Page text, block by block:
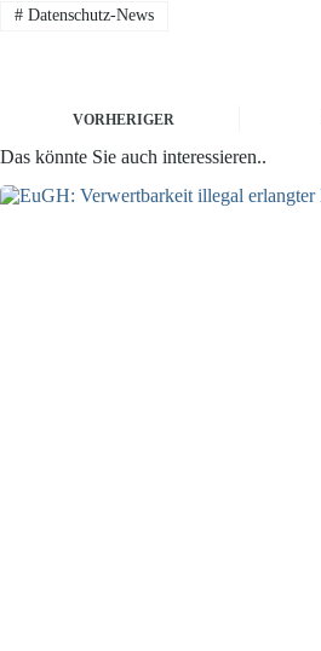
#Datenschutz-News
VORHERIGER
Das könnte Sie auch interessieren..